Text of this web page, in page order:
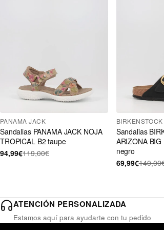
PANAMA JACK
Sandalias PANAMA JACK NOJA
TROPICAL B2 taupe
94,99€119,00€
BIRKENSTOCK
Sandalias
ARIZONA BIG
negro
69,99€
ATENCIÓN PERSONALIZADA
Estamos aquí para ayudarte con tu pedido